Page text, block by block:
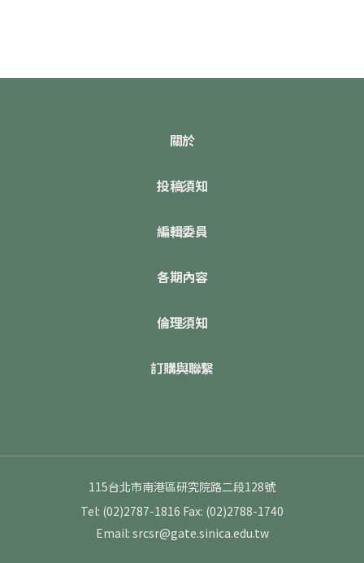
關於
投稿須知
編輯委員
各期內容
倫理須知
訂購與聯繫
115台北市南港區研究院路二段128號
Tel: (02)2787-1816 Fax: (02)2788-1740
Email: srcsr@gate.sinica.edu.tw